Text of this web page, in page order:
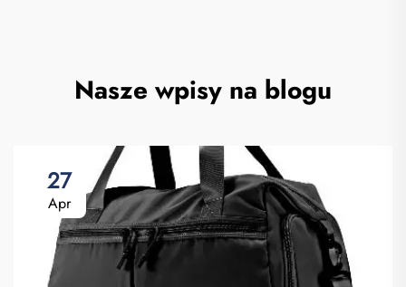
Nasze wpisy na blogu
27
Apr